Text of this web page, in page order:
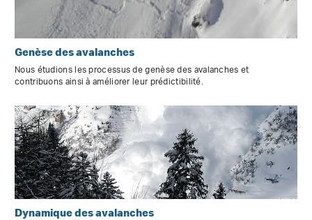
Genèse des avalanches
Nous étudions les processus de genèse des avalanches et
contribuons ainsi à améliorer leur prédictibilité.
Dynamique des avalanches